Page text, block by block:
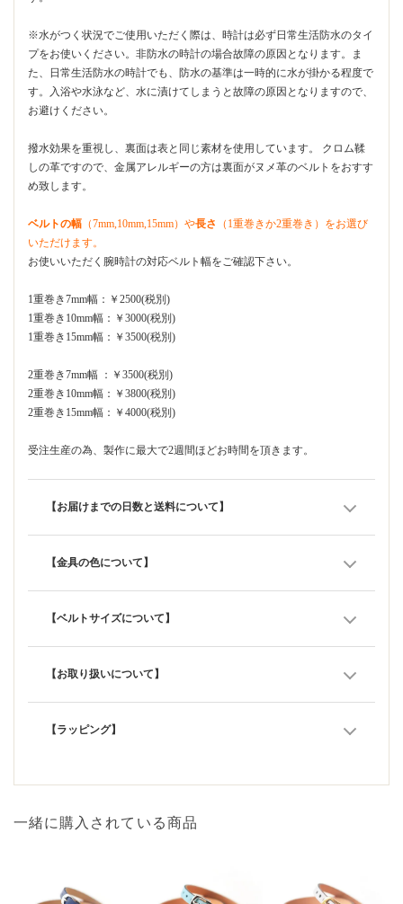
※水がつく状況でご使用いただく際は、時計は必ず日常生活防水のタイ
プをお使いください。非防水の時計の場合故障の原因となります。ま
た、日常生活防水の時計でも、防水の基準は一時的に水が掛かる程度で
す。入浴や水泳など、水に漬けてしまうと故障の原因となりますので、
お避けください。
撥水効果を重視し、裏面は表と同じ素材を使用しています。 クロム鞣
しの革ですので、金属アレルギーの方は裏面がヌメ革のベルトをおすす
め致します。
ベルトの幅 （7mm,10mm,15mm）や長さ
（1重巻きか2重巻き）をお選び
いただけます。
お使いいただく腕時計の対応ベルト幅をご確認下さい。
1重巻き7mm幅：￥2500(税別)
1重巻き10mm幅：￥3000(税別)
1重巻き15mm幅：￥3500(税別)
2重巻き7mm幅 ：￥3500(税別)
2重巻き10mm幅：￥3800(税別)
2重巻き15mm幅：￥4000(税別)
受注生産の為、製作に最大で2週間ほどお時間を頂きます。
【お届けまでの日数と送料について】
【金具の色について】
【ベルトサイズについて】
【お取り扱いについて】
【ラッピング】
一緒に購入されている商品